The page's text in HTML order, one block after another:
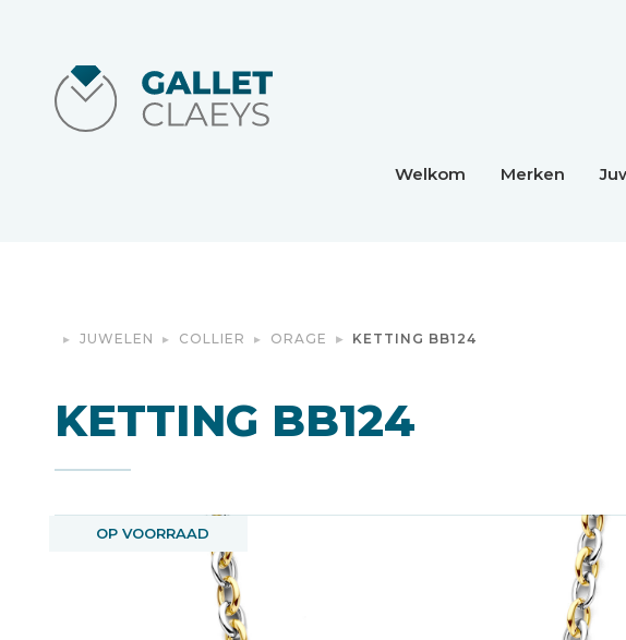
Welkom Merken
JUWELEN COLLIER ORAGE KETTING BB124
KETTING BB124
OP VOORRAAD